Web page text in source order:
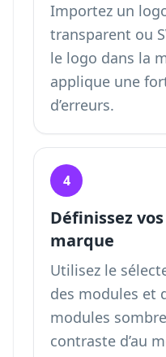
Importez un
transparent ou
le logo dans la
applique une
d’erreurs.
4
Définissez
marque
Utilisez le
des modules et
modules
contraste d’au